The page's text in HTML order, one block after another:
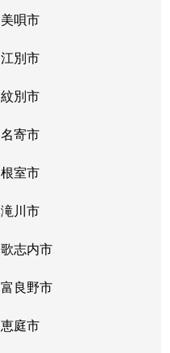
栄町(札幌)
栄町(札幌)
栄町(札幌)
栄町(札幌)
麻生
栄町(札幌)
栄町(札幌)
栄町(札幌)
栄町(札幌)
美唄市
江別市
紋別市
名寄市
根室市
滝川市
歌志内市
富良野市
恵庭市